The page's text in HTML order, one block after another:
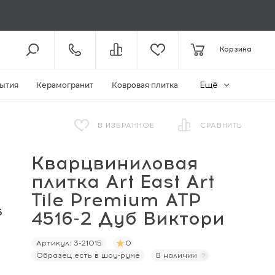
8 (800) 301-61-43
КОЛЛ-ЦЕНТР / С 11:00
E-MAIL
Видное, ул. Старо-Нагорная, д.
20 ТЦ «Видное Парк»
ШОУ-РУМ
Корзина
Керамогранит Ковровая плитка Ещё
В ИЗБРАННОЕ СРАВНИТЬ
Кварцвиниловая
плитка Art East Art
Tile Premium ATP
4516-2 Дуб Виктори
Артикул: 3-21015
0
Образец есть в шоу-руме
В наличии